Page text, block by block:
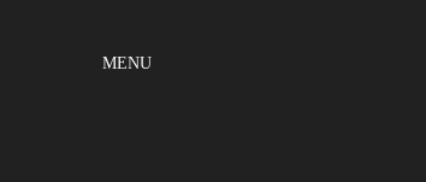
MENU